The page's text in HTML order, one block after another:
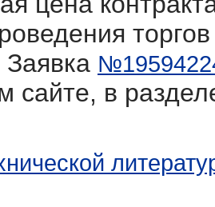
Заявка
сайте, в